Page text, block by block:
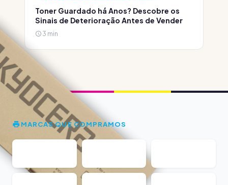
Toner Guardado há Anos? Descobre os
Sinais de Deterioração Antes de Vender
3 min
MARCAS QUE COMPRAMOS